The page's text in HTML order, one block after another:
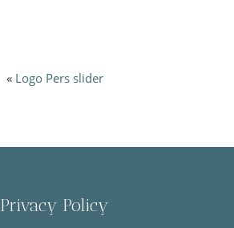
« Logo Pers slider
Privacy Policy